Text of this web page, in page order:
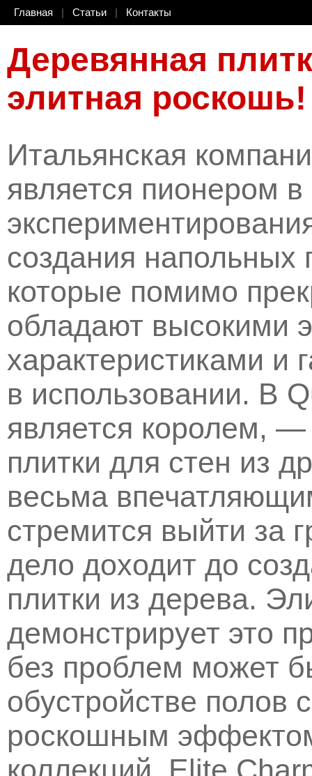
Главная Статьи Контакты
Деревянная
элитная роскошь!
Итальянская
является пионером в
создания напольных
которые помимо
обладают высокими
характеристиками и
в использовании. В
является королем,
плитки для стен из
весьма
стремится выйти за
дело доходит до
плитки из дерева.
демонстрирует это
без проблем может
обустройстве полов
роскошным